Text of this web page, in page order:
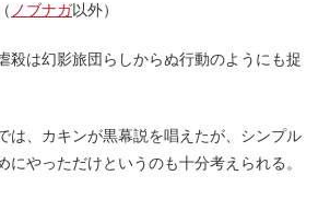
ノブナガ以外）
殺は幻影旅団らしからぬ行動のようにも捉
は、カキンが黒幕説を唱えたが、シンプル
にやっただけというのも十分考えられる。